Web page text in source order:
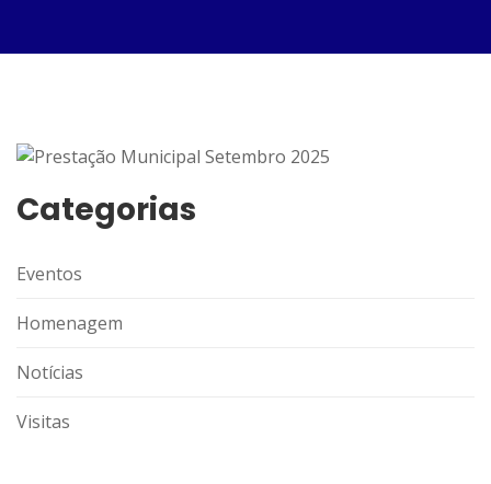
Categorias
Eventos
Homenagem
Notícias
Visitas